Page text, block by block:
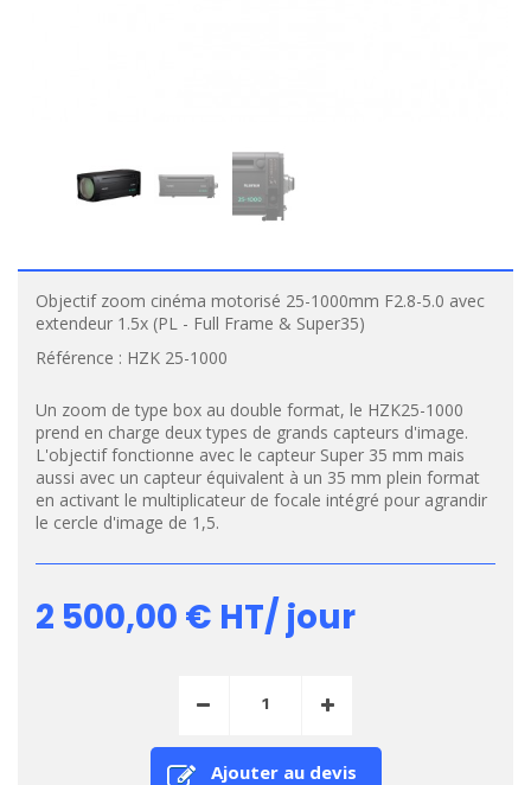
Objectif zoom cinéma motorisé 25-1000mm F2.8-5.0 avec
extendeur 1.5x (PL - Full Frame & Super35)
Référence : HZK 25-1000
Un zoom de type box au double format, le HZK25-1000
prend en charge deux types de grands capteurs d'image.
L'objectif fonctionne avec le capteur Super 35 mm mais
aussi avec un capteur équivalent à un 35 mm plein format
en activant le multiplicateur de focale intégré pour agrandir
le cercle d'image de 1,5.
2 500,00 € HT/ jour
Ajouter au devis